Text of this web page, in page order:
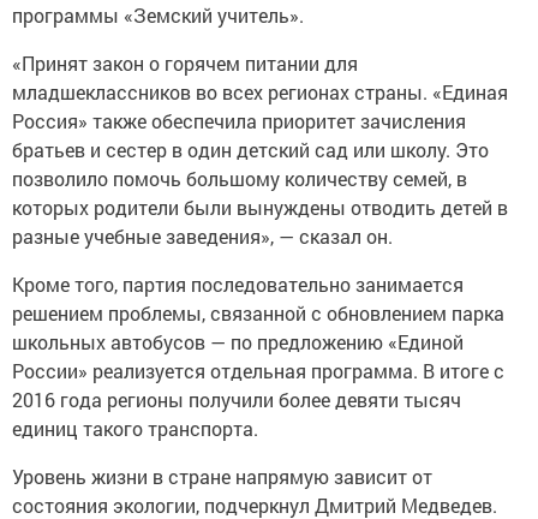
программы «Земский учитель».
«Принят закон о горячем питании для
младшеклассников во всех регионах страны. «Единая
Россия» также обеспечила приоритет зачисления
братьев и сестер в один детский сад или школу. Это
позволило помочь большому количеству семей, в
которых родители были вынуждены отводить детей в
разные учебные заведения», — сказал он.
Кроме того, партия последовательно занимается
решением проблемы, связанной с обновлением парка
школьных автобусов — по предложению «Единой
России» реализуется отдельная программа. В итоге с
2016 года регионы получили более девяти тысяч
единиц такого транспорта.
Уровень жизни в стране напрямую зависит от
состояния экологии, подчеркнул Дмитрий Медведев.